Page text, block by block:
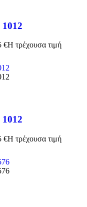
1012
€Η τρέχουσα τιμή
1012
€Η τρέχουσα τιμή